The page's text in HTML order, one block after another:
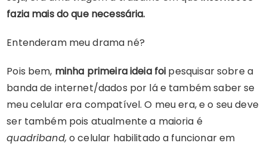
fazia mais do que necessária.
Entenderam meu drama né?
Pois bem, minha primeira ideia foi pesquisar sobre a
banda de internet/dados por lá e também saber se
meu celular era compatível. O meu era, e o seu deve
ser também pois atualmente a maioria é
quadriband, o celular habilitado a funcionar em